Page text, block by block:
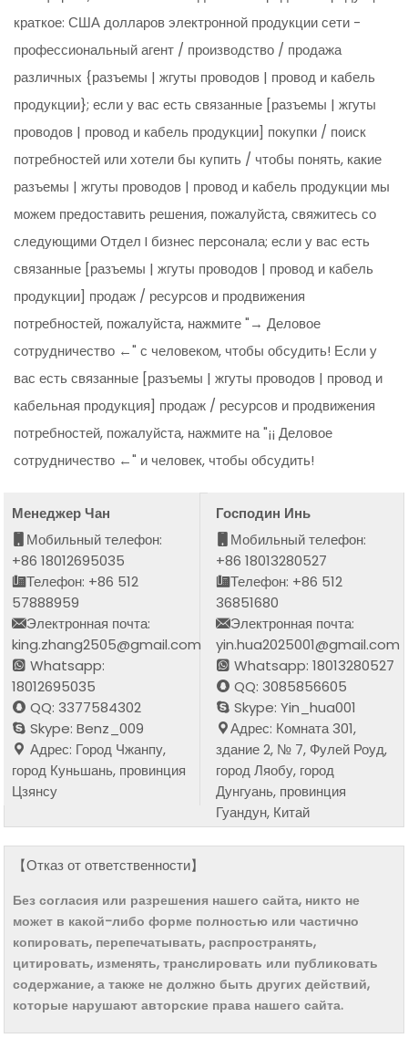
краткое: США долларов электронной продукции сети -
профессиональный агент / производство / продажа
различных {разъемы | жгуты проводов | провод и кабель
продукции}; если у вас есть связанные [разъемы | жгуты
проводов | провод и кабель продукции] покупки / поиск
потребностей или хотели бы купить / чтобы понять, какие
разъемы | жгуты проводов | провод и кабель продукции мы
можем предоставить решения, пожалуйста, свяжитесь со
следующими Отдел I бизнес персонала; если у вас есть
связанные [разъемы | жгуты проводов | провод и кабель
продукции] продаж / ресурсов и продвижения
потребностей, пожалуйста, нажмите "→ Деловое
сотрудничество ←" с человеком, чтобы обсудить! Если у
вас есть связанные [разъемы | жгуты проводов | провод и
кабельная продукция] продаж / ресурсов и продвижения
потребностей, пожалуйста, нажмите на "¡¡ Деловое
сотрудничество ←" и человек, чтобы обсудить!
Менеджер Чан
Мобильный телефон:
+86 18012695035
Телефон: +86 512
57888959
Электронная почта:
king.zhang2505@gmail.com
Whatsapp:
18012695035
QQ: 3377584302
Skype: Benz_009
Адрес: Город Чжанпу,
город Куньшань, провинция
Цзянсу
Господин Инь
Мобильный телефон:
+86 18013280527
Телефон: +86 512
36851680
Электронная почта:
yin.hua2025001@gmail.com
Whatsapp: 18013280527
QQ: 3085856605
Skype: Yin_hua001
Адрес: Комната 301,
здание 2, № 7, Фулей Роуд,
город Ляобу, город
Дунгуань, провинция
Гуандун, Китай
【Отказ от ответственности】
Без согласия или разрешения нашего сайта, никто не
может в какой-либо форме полностью или частично
копировать, перепечатывать, распространять,
цитировать, изменять, транслировать или публиковать
содержание, а также не должно быть других действий,
которые нарушают авторские права нашего сайта.